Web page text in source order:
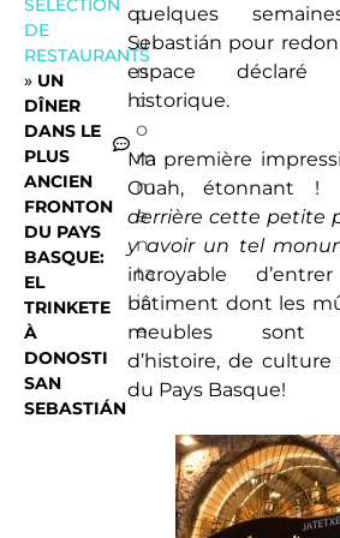
SÉLECTION
DE
RESTAURANTS
» UN
DÎNER
DANS LE
PLUS
ANCIEN
FRONTON
DU PAYS
BASQUE:
EL
TRINKETE
À
DONOSTI
SAN
SEBASTIÁN
c
u
n
c
o
m
m
e
n
ta
ir
e
quelques
Sebastián pour
espace déclaré
historique.
Ma première
Ouah, étonnant
derrière cette petite
y avoir un tel
incroyable
bâtiment dont les
meubles sont
d’histoire, de
du Pays Basque!